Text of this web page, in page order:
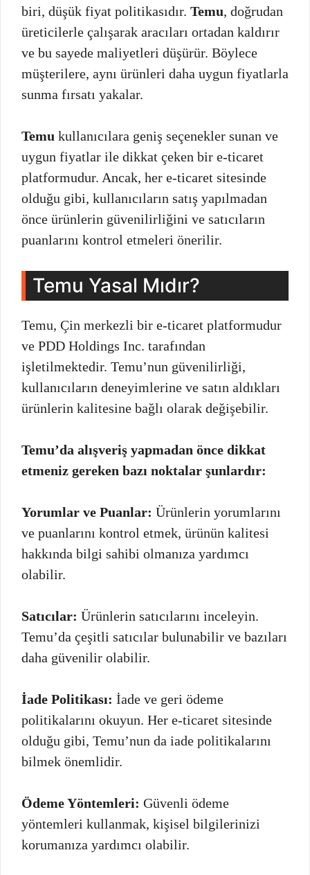
biri, düşük fiyat politikasıdır. Temu, doğrudan
üreticilerle çalışarak aracıları ortadan kaldırır
ve bu sayede maliyetleri düşürür. Böylece
müşterilere, aynı ürünleri daha uygun fiyatlarla
sunma fırsatı yakalar.
Temu kullanıcılara geniş seçenekler sunan ve
uygun fiyatlar ile dikkat çeken bir e-ticaret
platformudur. Ancak, her e-ticaret sitesinde
olduğu gibi, kullanıcıların satış yapılmadan
önce ürünlerin güvenilirliğini ve satıcıların
puanlarını kontrol etmeleri önerilir.
Temu Yasal Mıdır?
Temu, Çin merkezli bir e-ticaret platformudur
ve PDD Holdings Inc. tarafından
işletilmektedir. Temu’nun güvenilirliği,
kullanıcıların deneyimlerine ve satın aldıkları
ürünlerin kalitesine bağlı olarak değişebilir.
Temu’da alışveriş yapmadan önce dikkat
etmeniz gereken bazı noktalar şunlardır:
Yorumlar ve Puanlar: Ürünlerin yorumlarını
ve puanlarını kontrol etmek, ürünün kalitesi
hakkında bilgi sahibi olmanıza yardımcı
olabilir.
Satıcılar: Ürünlerin satıcılarını inceleyin.
Temu’da çeşitli satıcılar bulunabilir ve bazıları
daha güvenilir olabilir.
İade Politikası: İade ve geri ödeme
politikalarını okuyun. Her e-ticaret sitesinde
olduğu gibi, Temu’nun da iade politikalarını
bilmek önemlidir.
Ödeme Yöntemleri: Güvenli ödeme
yöntemleri kullanmak, kişisel bilgilerinizi
korumanıza yardımcı olabilir.